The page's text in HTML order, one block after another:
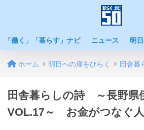
「働く」「暮らす」ナビ ニュース 明
ホーム 明日への扉をひらく 田舎暮
田舎暮らしの詩 ～長野
VOL.17～ お金がつなぐ